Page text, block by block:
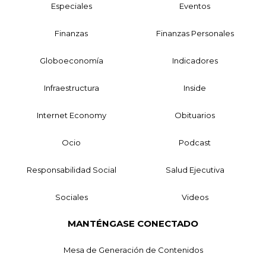
Especiales Eventos
Finanzas Finanzas Personales
Globoeconomía Indicadores
Infraestructura Inside
Internet Economy Obituarios
Ocio Podcast
Responsabilidad Social Salud Ejecutiva
Sociales Videos
MANTÉNGASE CONECTADO
Mesa de Generación de Contenidos